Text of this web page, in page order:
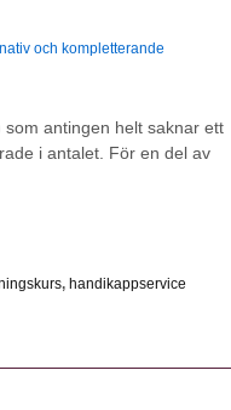
och kompletterande
antingen helt saknar ett
i antalet. För en del av
, handikappservice